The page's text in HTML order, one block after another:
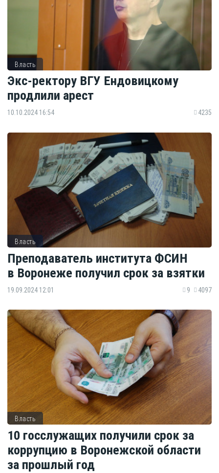
Власть
Экс-ректору ВГУ Ендовицкому
продлили арест
10.10.2024 16:54 4235
Власть
Преподаватель института ФСИН
в Воронеже получил срок за взятки
19.09.2024 12:01 9 4097
Власть
10 госслужащих получили срок за
коррупцию в Воронежской области
за прошлый год